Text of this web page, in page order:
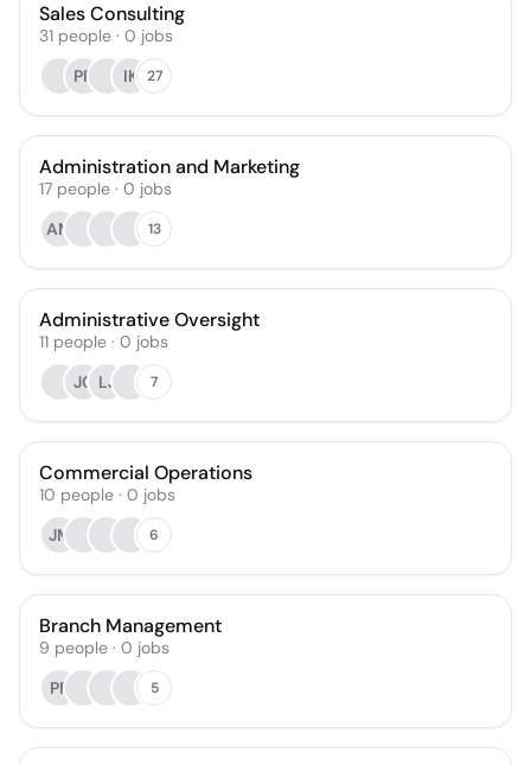
Sales Consulting
31 people · 0 jobs
PP
IK 27
Administration and Marketing
17 people · 0 jobs
AM
13
Administrative Oversight
11 people · 0 jobs
JC LJ 7
Commercial Operations
10 people · 0 jobs
JM
6
Branch Management
9 people · 0 jobs
PF
5